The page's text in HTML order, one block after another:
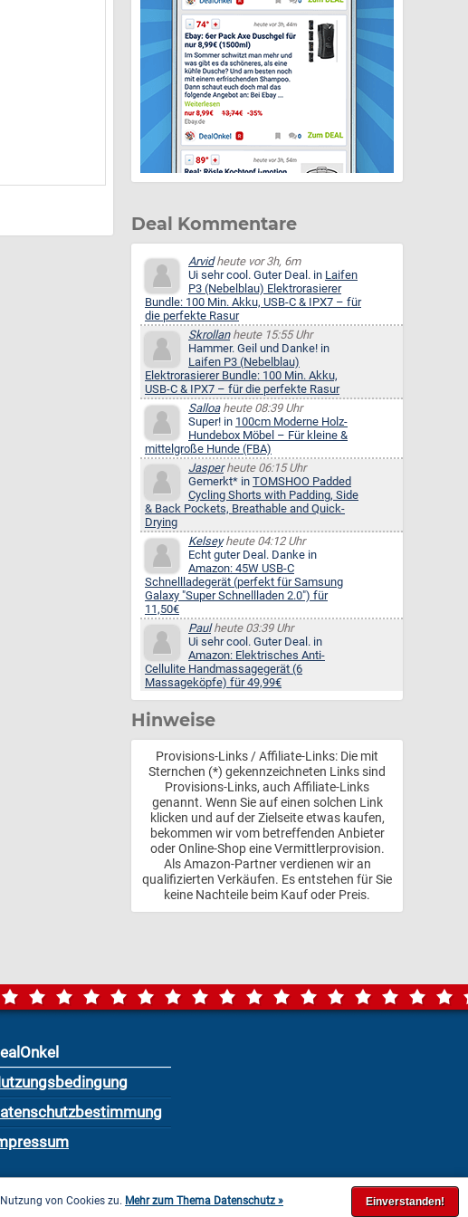
Deal Kommentare
Arvidheute vor 3h, 6m
Ui sehr cool. Guter Deal. in Laifen
P3 (Nebelblau) Elektrorasierer
Bundle: 100 Min. Akku, USB-C & IPX7 – für
die perfekte Rasur
Skrollanheute 15:55 Uhr
Hammer. Geil und Danke! in
Laifen P3 (Nebelblau)
Elektrorasierer Bundle: 100 Min. Akku,
USB-C & IPX7 – für die perfekte Rasur
Salloaheute 08:39 Uhr
Super! in 100cm Moderne Holz-
Hundebox Möbel – Für kleine &
mittelgroße Hunde (FBA)
Jasperheute 06:15 Uhr
Gemerkt* in TOMSHOO Padded
Cycling Shorts with Padding, Side
& Back Pockets, Breathable and Quick-
Drying
Kelseyheute 04:12 Uhr
Echt guter Deal. Danke in
Amazon: 45W USB-C
Schnellladegerät (perfekt für Samsung
Galaxy "Super Schnellladen 2.0") für
11,50€
Paulheute 03:39 Uhr
Ui sehr cool. Guter Deal. in
Amazon: Elektrisches Anti-
Cellulite Handmassagegerät (6
Massageköpfe) für 49,99€
Hinweise
Provisions-Links / Affiliate-Links: Die mit
Sternchen (*) gekennzeichneten Links sind
Provisions-Links, auch Affiliate-Links
genannt. Wenn Sie auf einen solchen Link
klicken und auf der Zielseite etwas kaufen,
bekommen wir vom betreffenden Anbieter
oder Online-Shop eine Vermittlerprovision.
Als Amazon-Partner verdienen wir an
qualifizierten Verkäufen. Es entstehen für Sie
keine Nachteile beim Kauf oder Preis.
von Cookies zu. Mehr zum Thema Datenschutz »